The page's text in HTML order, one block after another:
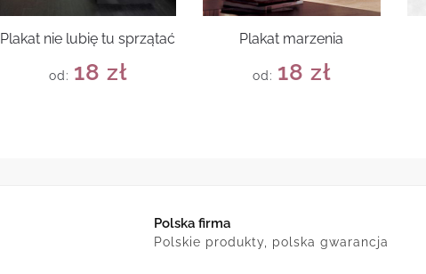
Plakat nie lubię tu sprzątać
od: 18 zł
Plakat marzenia
od: 18 zł
Polska firma
Polskie produkty, polska gwarancja